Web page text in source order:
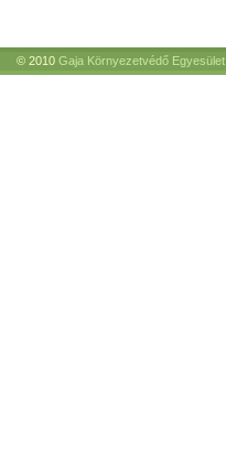
© 2010 Gaja Környezetvédő Egyesület